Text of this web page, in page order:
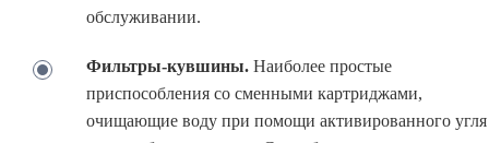
обслуживании.
Фильтры-кувшины. Наиболее простые
приспособления со сменными картриджами,
очищающие воду при помощи активированного угля